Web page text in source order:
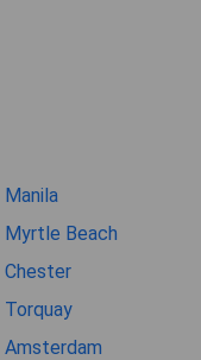
Manila
Myrtle Beach
Chester
Torquay
Amsterdam